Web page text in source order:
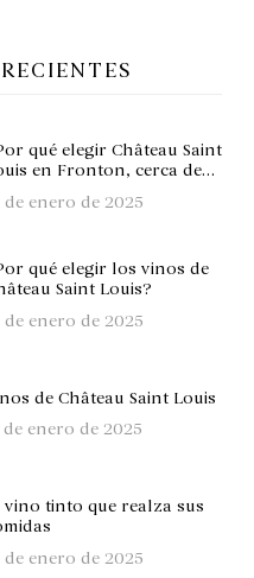
qué elegir Château Saint
en Fronton, cerca de
de enero de 2025
qué elegir los vinos de
Saint Louis?
de enero de 2025
de Château Saint Louis
de enero de 2025
vino tinto que realza sus
de enero de 2025